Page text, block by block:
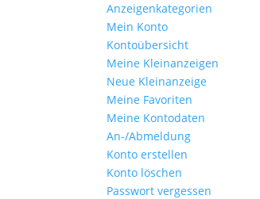
Anzeigen­kategorien
Mein Konto
Kontoübersicht
Meine Kleinanzeigen
Neue Kleinanzeige
Meine Favoriten
Meine Kontodaten
An-/Abmeldung
Konto erstellen
Konto löschen
Passwort vergessen